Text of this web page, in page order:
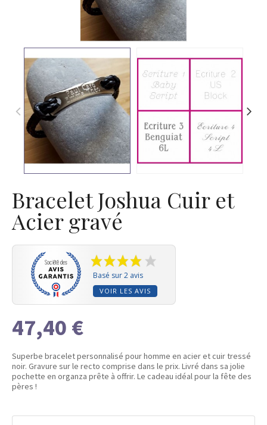
Bracelet Joshua Cuir et
Acier gravé
Basé sur 2 avis
VOIR LES AVIS
47,40 €
Superbe bracelet personnalisé pour homme en acier et cuir tressé
noir. Gravure sur le recto comprise dans le prix. Livré dans sa jolie
pochette en organza prête à offrir. Le cadeau idéal pour la fête des
pères !